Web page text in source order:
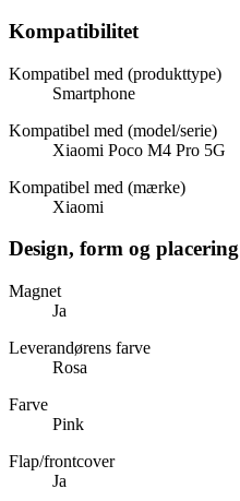
Kompatibilitet
Kompatibel med (produkttype)
Smartphone
Kompatibel med (model/serie)
Xiaomi Poco M4 Pro 5G
Kompatibel med (mærke)
Xiaomi
Design, form og placering
Magnet
Ja
Leverandørens farve
Rosa
Farve
Pink
Flap/frontcover
Ja